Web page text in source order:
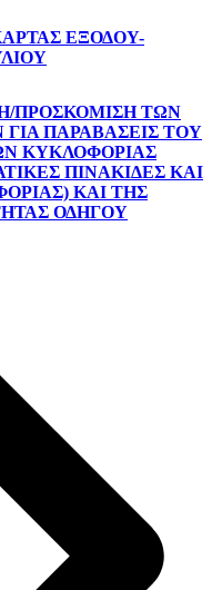
ΕΞΌΔΟΥ-
ΠΡΟΣΚΌΜΙΣΗ ΤΩΝ
ΠΑΡΑΒΆΣΕΙΣ ΤΟΥ
ΚΥΚΛΟΦΟΡΊΑΣ
ΠΙΝΑΚΊΔΕΣ ΚΑΙ
ΚΑΙ ΤΗΣ
ΟΔΗΓΟΎ